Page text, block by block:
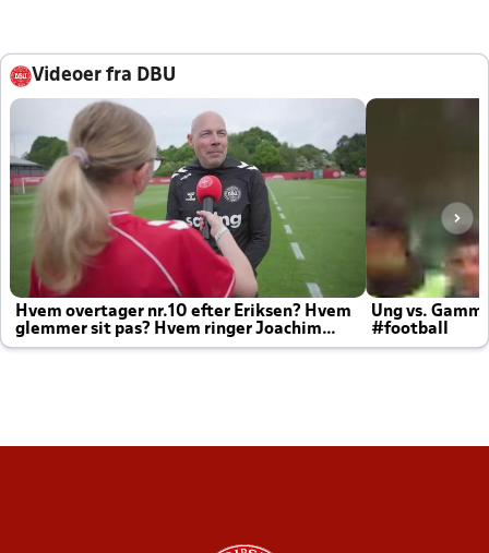
Videoer fra DBU
Hvem overtager nr.10 efter Eriksen? Hvem
glemmer sit pas? Hvem ringer Joachim
altid til efter kampe?
Ung vs.
#football